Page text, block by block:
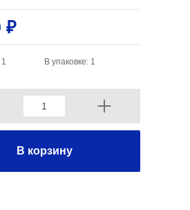
₽
В упаковке: 1
В корзину